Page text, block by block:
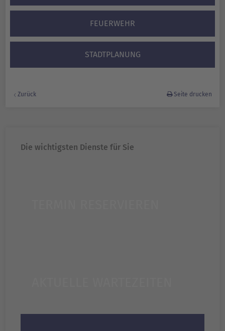
FEUERWEHR
STADTPLANUNG
Zurück Seite drucken
Die wichtigsten Dienste für Sie